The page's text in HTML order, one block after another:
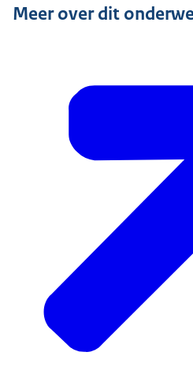
Meer over dit